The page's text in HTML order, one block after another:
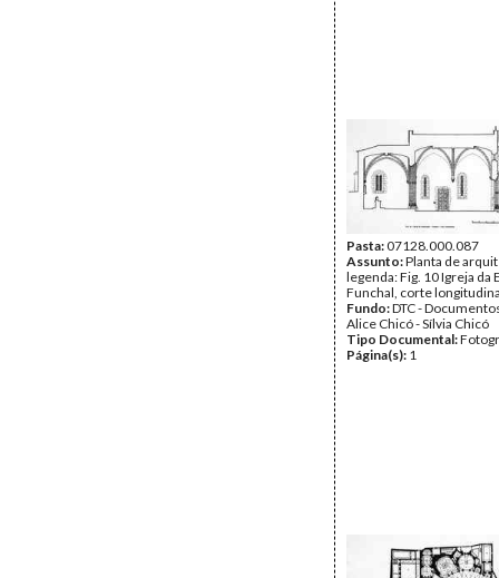
Pasta:07128.000.087
Assunto:Planta de
legenda: Fig. 10 Igreja da
Funchal, corte
Fundo:DTC -
Alice Chicó - Sílvia Chicó
Tipo Documental:
Página(s): 1